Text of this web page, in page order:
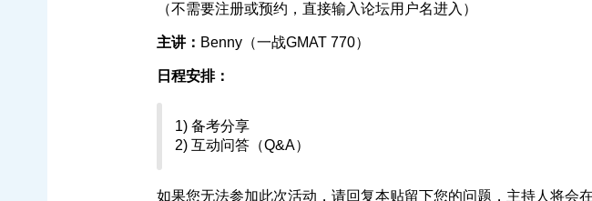
（不需要注册或预约，直接输入论坛用户名进入）
主讲： Benny（一战GMAT 770）
日程安排：
1) 备考分享
2) 互动问答（Q&A）
如果您无法参加此次活动，请回复本贴留下您的问题，主持人将会